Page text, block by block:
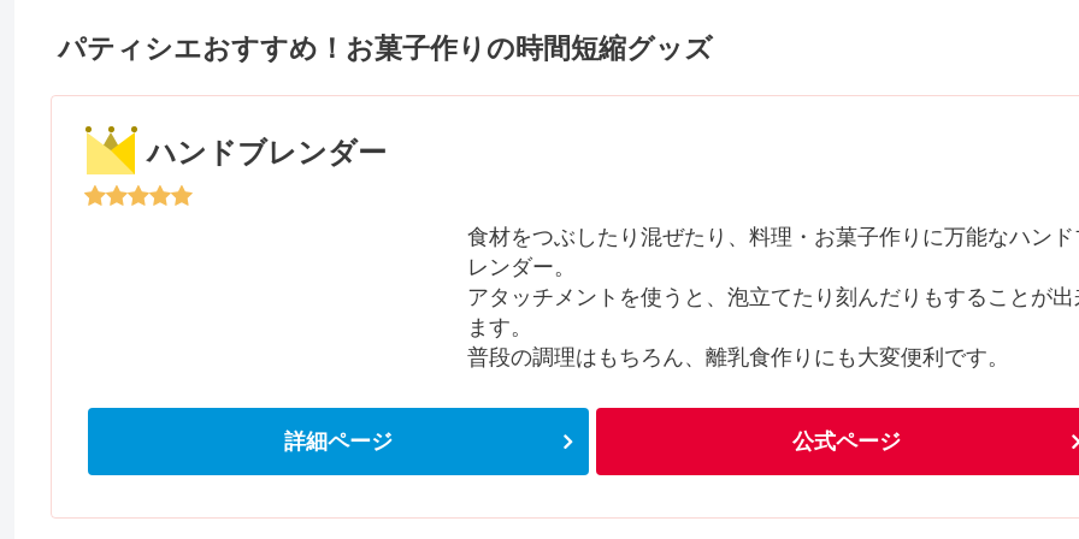
パティシエおすすめ！お菓子作りの時間短縮グッズ
ハンドブレンダー
食材をつぶしたり混ぜたり、料理・お菓子作りに万能なハンド
レンダー。
アタッチメントを使うと、泡立てたり刻んだりもすることが出
ます。
普段の調理はもちろん、離乳食作りにも大変便利です。
詳細ページ 公式ページ